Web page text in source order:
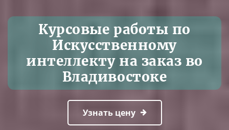
Курсовые работы по
Искусственному
интеллекту на заказ во
Владивостоке
Узнать цену